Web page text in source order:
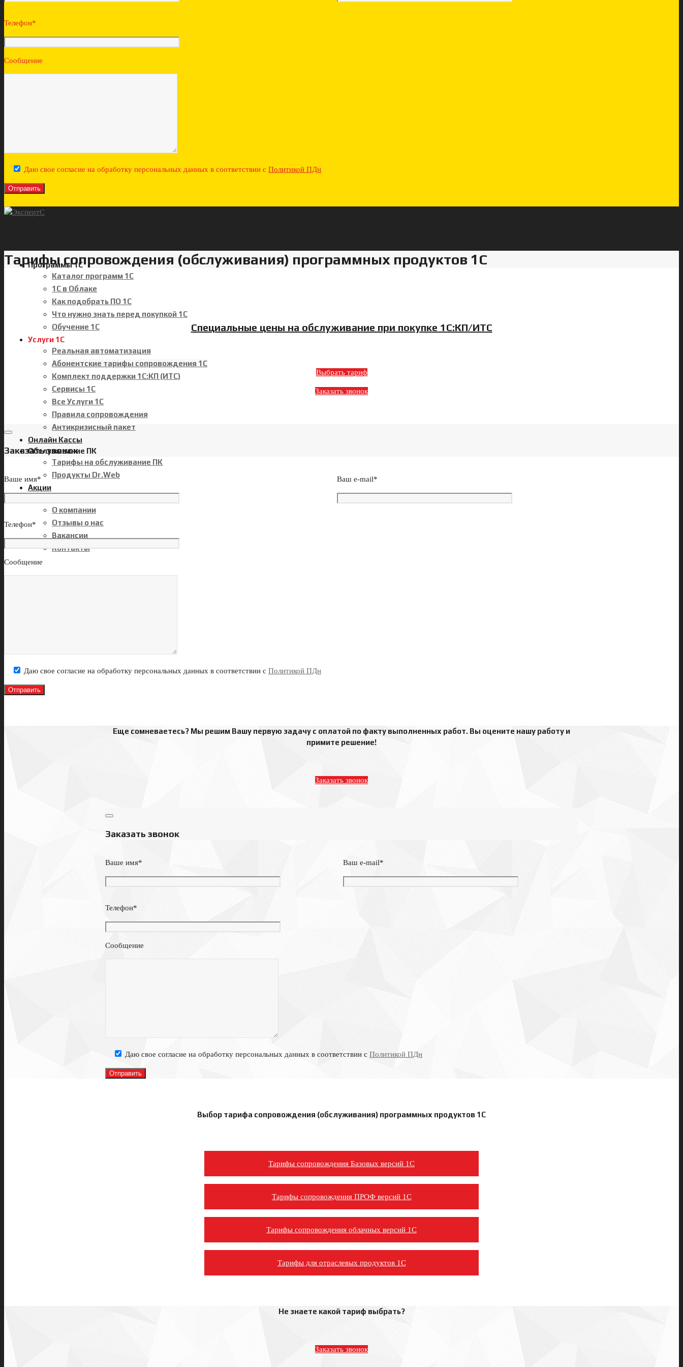
Телефон*
Сообщение
Даю свое согласие на обработку персональных данных в соответствии с Политикой ПДн
Программы 1С
Каталог программ 1С
1С в Облаке
Как подобрать ПО 1С
Что нужно знать перед покупкой 1С
Обучение 1С
Услуги 1С
Реальная автоматизация
Абонентские тарифы сопровождения 1С
Комплект поддержки 1С:КП (ИТС)
Сервисы 1С
Все Услуги 1С
Правила сопровождения
Антикризисный пакет
Онлайн Кассы
Обслуживание ПК
Тарифы на обслуживание ПК
Продукты Dr.Web
Акции
О компании
Отзывы о нас
Вакансии
Контакты
Тарифы сопровождения (обслуживания) программных продуктов 1С
Специальные цены на обслуживание при покупке 1С:КП/ИТС
Выбрать тариф
Заказать звонок
Заказать звонок
Ваше имя* Ваш e-mail*
Телефон*
Сообщение
Даю свое согласие на обработку персональных данных в соответствии с Политикой ПДн
Еще сомневаетесь? Мы решим Вашу первую задачу с оплатой по факту выполненных работ. Вы оцените нашу работу и
примите решение!
Заказать звонок
Заказать звонок
Ваше имя* Ваш e-mail*
Телефон*
Сообщение
Даю свое согласие на обработку персональных данных в соответствии сПолитикой ПДн
Выбор тарифа сопровождения (обслуживания) программных продуктов 1С
Тарифы сопровождения Базовых версий 1С
Тарифы сопровождения ПРОФ версий 1С
Тарифы сопровождения облачных версий 1С
Тарифы для отраслевых продуктов 1С
Не знаете какой тариф выбрать?
Заказать звонок